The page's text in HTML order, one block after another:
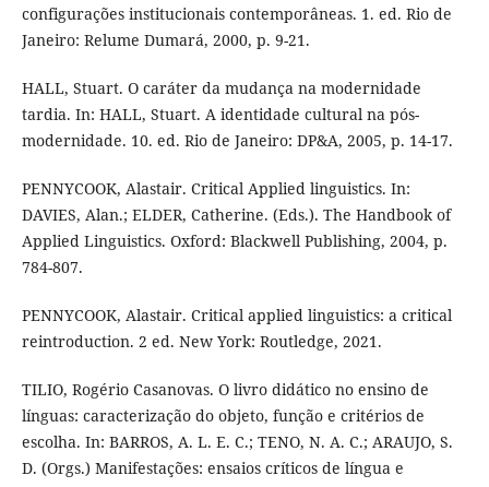
configurações institucionais contemporâneas. 1. ed. Rio de
Janeiro: Relume Dumará, 2000, p. 9-21.
HALL, Stuart. O caráter da mudança na modernidade
tardia. In: HALL, Stuart. A identidade cultural na pós-
modernidade. 10. ed. Rio de Janeiro: DP&A, 2005, p. 14-17.
PENNYCOOK, Alastair. Critical Applied linguistics. In:
DAVIES, Alan.; ELDER, Catherine. (Eds.). The Handbook of
Applied Linguistics. Oxford: Blackwell Publishing, 2004, p.
784-807.
PENNYCOOK, Alastair. Critical applied linguistics: a critical
reintroduction. 2 ed. New York: Routledge, 2021.
TILIO, Rogério Casanovas. O livro didático no ensino de
línguas: caracterização do objeto, função e critérios de
escolha. In: BARROS, A. L. E. C.; TENO, N. A. C.; ARAUJO, S.
D. (Orgs.) Manifestações: ensaios críticos de língua e